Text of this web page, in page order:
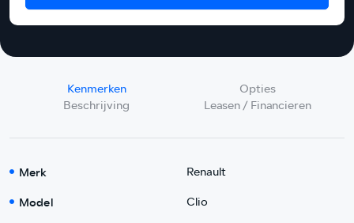
Kenmerken
Opties
Beschrijving
Leasen / Financieren
Merk Renault
Model Clio